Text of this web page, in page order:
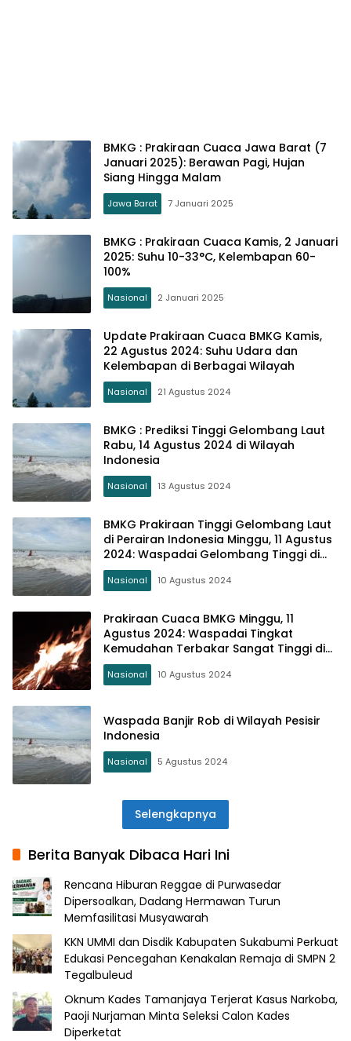
BMKG : Prakiraan Cuaca Jawa Barat (7
Januari 2025): Berawan Pagi, Hujan
Siang Hingga Malam
Jawa Barat 7 Januari 2025
BMKG : Prakiraan Cuaca Kamis, 2 Januari
2025: Suhu 10-33°C, Kelembapan 60-
100%
Nasional 2 Januari 2025
Update Prakiraan Cuaca BMKG Kamis,
22 Agustus 2024: Suhu Udara dan
Kelembapan di Berbagai Wilayah
Nasional 21 Agustus 2024
BMKG : Prediksi Tinggi Gelombang Laut
Rabu, 14 Agustus 2024 di Wilayah
Indonesia
Nasional 13 Agustus 2024
BMKG Prakiraan Tinggi Gelombang Laut
di Perairan Indonesia Minggu, 11 Agustus
2024: Waspadai Gelombang Tinggi di
Beberapa Wilayah
Nasional 10 Agustus 2024
Prakiraan Cuaca BMKG Minggu, 11
Agustus 2024: Waspadai Tingkat
Kemudahan Terbakar Sangat Tinggi di
Beberapa Wilayah Indonesia
Nasional 10 Agustus 2024
Waspada Banjir Rob di Wilayah Pesisir
Indonesia
Nasional 5 Agustus 2024
Selengkapnya
Berita Banyak Dibaca Hari Ini
Rencana Hiburan Reggae di Purwasedar
Dipersoalkan, Dadang Hermawan Turun
Memfasilitasi Musyawarah
KKN UMMI dan Disdik Kabupaten Sukabumi Perkuat
Edukasi Pencegahan Kenakalan Remaja di SMPN 2
Tegalbuleud
Oknum Kades Tamanjaya Terjerat Kasus Narkoba,
Paoji Nurjaman Minta Seleksi Calon Kades
Diperketat